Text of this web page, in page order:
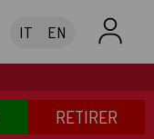
IT EN
RETIRER